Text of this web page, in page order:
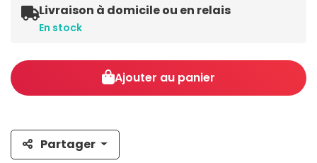
Livraison à domicile ou en relais
En stock
Ajouter au panier
Partager